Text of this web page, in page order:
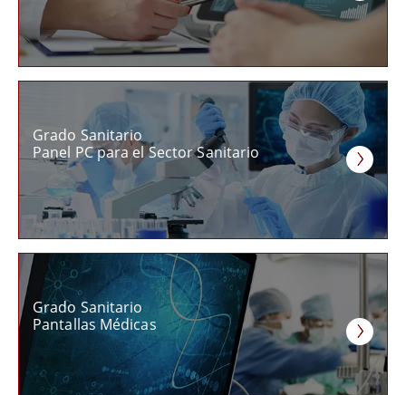
Grado Sanitario
Panel PC para el Sector Sanitario
Grado Sanitario
Pantallas Médicas